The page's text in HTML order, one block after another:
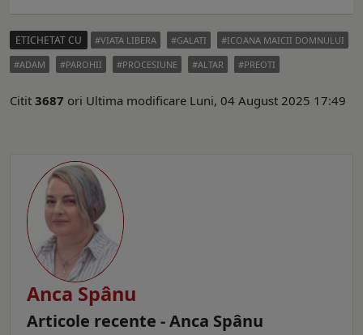
ETICHETAT CU VIATA LIBERA GALATI
ICOANA MAICII DOMNULUI
ADAM
PAROHII PROCESIUNE ALTAR PREOTI
Citit 3687 ori Ultima modificare Luni, 04 August 2025 17:49
Anca Spânu
Articole recente - Anca Spânu